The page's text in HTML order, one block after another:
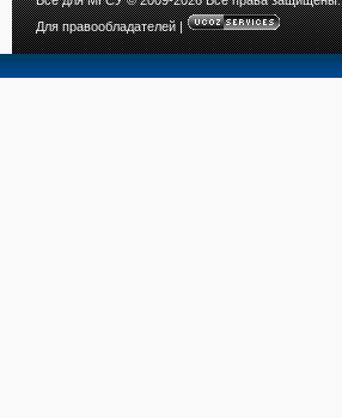
Для правообладателей|